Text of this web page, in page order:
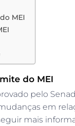
MEI
do MEI
pelo
em
mais